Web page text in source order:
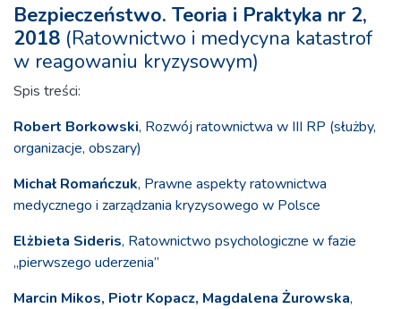
Bezpieczeństwo. Teoria i Praktyka nr 2,
2018 (Ratownictwo i medycyna katastrof
w reagowaniu kryzysowym)
Spis treści:
Robert Borkowski, Rozwój ratownictwa w III RP (służby,
organizacje, obszary)
Michał Romańczuk, Prawne aspekty ratownictwa
medycznego i zarządzania kryzysowego w Polsce
Elżbieta Sideris, Ratownictwo psychologiczne w fazie
„pierwszego uderzenia”
Marcin Mikos, Piotr Kopacz, Magdalena Żurowska,